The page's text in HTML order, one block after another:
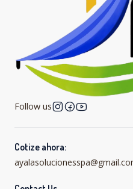
Follow us
Cotize ahora: